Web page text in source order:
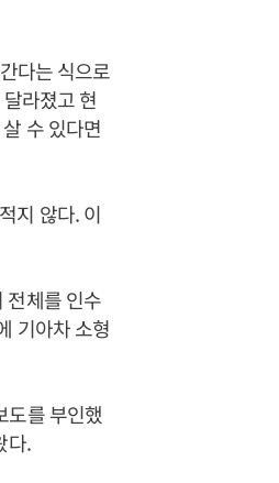
다는 식으로
라졌고 현
수 있다면
지 않다. 이
전체를 인수
기아차 소형
도를 부인했
다.